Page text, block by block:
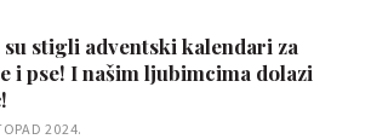
su stigli adventski kalendari za
i pse! I našim ljubimcima dolazi
2024.